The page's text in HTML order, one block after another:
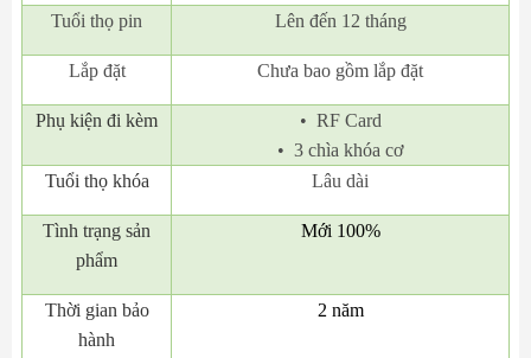
Tuổi thọ pin Lên đến 12 tháng
Lắp đặt Chưa bao gồm lắp đặt
Phụ kiện đi kèm
• RF Card
• 3 chìa khóa cơ
Tuổi thọ khóa
Lâu dài
Tình trạng sản
phẩm
Mới 100%
Thời gian bảo
hành
2 năm